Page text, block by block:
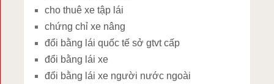
cho thuê xe tập lái
chứng chỉ xe nâng
đổi bằng lái quốc tế sở gtvt cấp
đổi bằng lái xe
đổi bằng lái xe người nước ngoài